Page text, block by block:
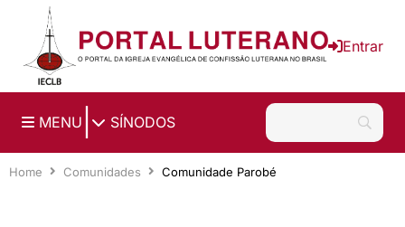
Ir para o conteúdo principal
Entrar
MENU SÍNODOS
Home Comunidades Comunidade Parobé